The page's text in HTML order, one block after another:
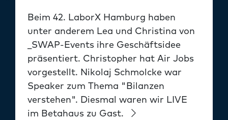
Beim 42. LaborX Hamburg haben
unter anderem Lea und Christina von
_SWAP-Events ihre Geschäftsidee
präsentiert. Christopher hat Air Jobs
vorgestellt. Nikolaj Schmolcke war
Speaker zum Thema "Bilanzen
verstehen". Diesmal waren wir LIVE
im Betahaus zu Gast.